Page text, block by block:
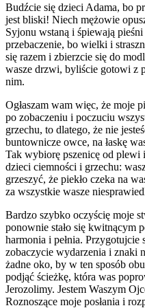
Budźcie się dzieci Adama, bo
jest bliski! Niech mężowie
Syjonu wstaną i śpiewają
przebaczenie, bo wielki i
się razem i zbierzcie się do
wasze drzwi, byliście gotowi z
nim.
Ogłaszam wam więc, że moje
po zobaczeniu i poczuciu
grzechu, to dlatego, że nie
buntownicze owce, na łaskę
Tak wybiorę pszenicę od plewi
dzieci ciemności i grzechu:
grzeszyć, że piekło czeka na
za wszystkie wasze
Bardzo szybko oczyścię moje
ponownie stało się kwitnącym
harmonia i pełnia.
zobaczycie wydarzenia i znaki
żadne oko, by w ten sposób
podjąć ścieżkę, która was
Jerozolimy. Jestem Waszym
Roznoszące moje posłania i